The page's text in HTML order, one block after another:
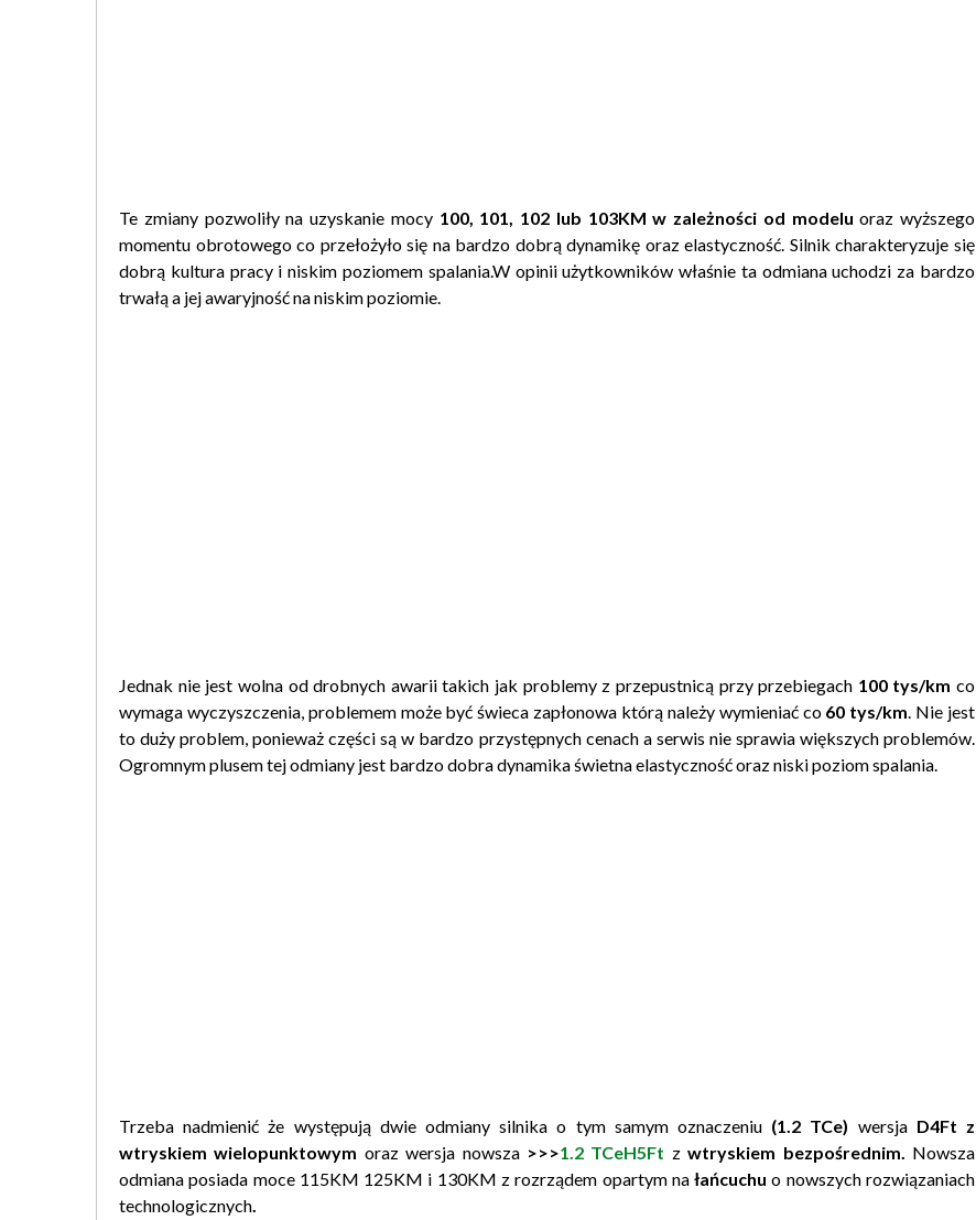
Te zmiany pozwoliły na uzyskanie mocy100, 101, 102 lub 103KM w zależności od modelu oraz wyższego
momentu obrotowego co przełożyło się na bardzo dobrą dynamikę oraz elastyczność. Silnik charakteryzuje się
dobrą kultura pracy i niskim poziomem spalania.W opinii użytkowników właśnie ta odmiana uchodzi za bardzo
trwałą a jej awaryjność na niskim poziomie.
Jednak nie jest wolna od drobnych awarii takich jak problemy z przepustnicą przy przebiegach 100 tys/km co
wymaga wyczyszczenia, problemem może być świeca zapłonowa którą należy wymieniać co 60 tys/km. Nie jest
to duży problem, ponieważ części są w bardzo przystępnych cenach a serwis nie sprawia większych problemów.
Ogromnym plusem tej odmiany jest bardzo dobra dynamika świetna elastyczność oraz niski poziom spalania.
Trzeba nadmienić że występują dwie odmiany silnika o tym samym oznaczeniu (1.2 TCe) wersjaD4Ft z
wtryskiem wielopunktowym oraz wersja nowsza>>>1.2 TCeH5Ft zwtryskiem bezpośrednim. Nowsza
odmiana posiada moce 115KM 125KM i 130KM z rozrządem opartym nałańcuchu o nowszych rozwiązaniach
technologicznych.